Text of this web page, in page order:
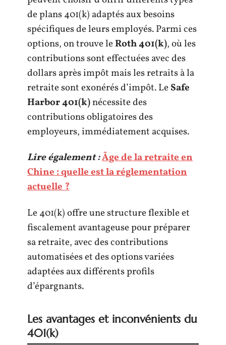
de plans 401(k) adaptés aux besoins
spécifiques de leurs employés. Parmi ces
options, on trouve leRoth 401(k), où les
contributions sont effectuées avec des
dollars après impôt mais les retraits à la
retraite sont exonérés d’impôt. LeSafe
Harbor 401(k)nécessite des
contributions obligatoires des
employeurs, immédiatement acquises.
Lire également :Âge de la retraite en
Chine : quelle est la réglementation
actuelle ?
Le 401(k) offre une structure flexible et
fiscalement avantageuse pour préparer
sa retraite, avec des contributions
automatisées et des options variées
adaptées aux différents profils
d’épargnants.
Les avantages et inconvénients du
401(k)